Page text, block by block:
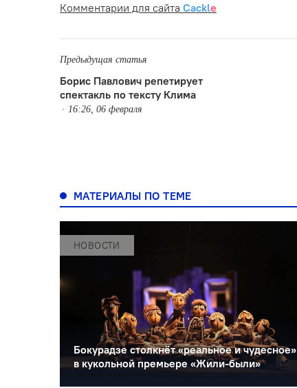
Комментарии для сайта Cackle
Предыдущая статья
Борис Павлович репетирует
спектакль по тексту Клима
16:26, 06 февраля
МАТЕРИАЛЫ ПО ТЕМЕ
НОВОСТИ
Бокурадзе столкнëт «реальное и чудесное»
в кукольной премьере «Жили-были»